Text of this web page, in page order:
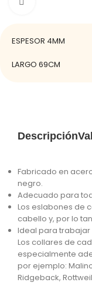
ESPESOR 4MM
LARGO 69CM
Descripción
Fabricado en
negro.
Adecuado para
Los eslabones de
cabello y, por lo
Ideal para trabajar
Los collares de
especialmente
por ejemplo:
Ridgeback,